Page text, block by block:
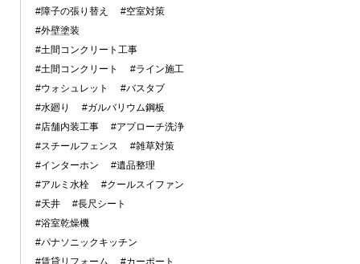
#障子の張り替え
#空室対策
#外壁塗装
#土間コンクリート工事
#土間コンクリート
#ライン施工
#ウォシュレット
#バスタブ
#水廻り
#ガルバリウム鋼板
#店舗内装工事
#アプローチ洗浄
#スチールフェンス
#雑草対策
#インターホン
#遺品整理
#アルミ水栓
#クールスイファン
#天井
#長尺シート
#浴室乾燥機
#パナソニックキッチン
#賃貸リフォーム
#カーポート